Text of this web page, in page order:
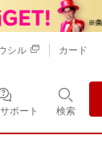
ポート 検索
シル カード